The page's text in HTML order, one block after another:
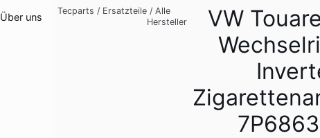
Über uns
Tecparts / Ersatzteile / Alle
Hersteller
VW